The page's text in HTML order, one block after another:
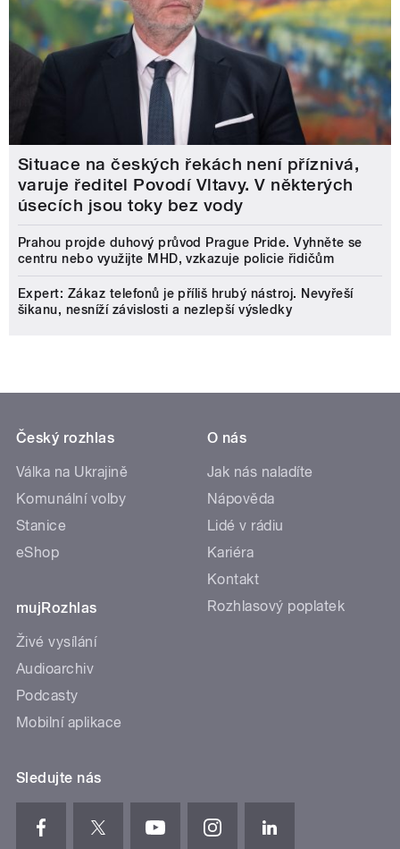
Situace na českých řekách není příznivá,
varuje ředitel Povodí Vltavy. V některých
úsecích jsou toky bez vody
Prahou projde duhový průvod Prague Pride. Vyhněte se
centru nebo využijte MHD, vzkazuje policie řidičům
Expert: Zákaz telefonů je příliš hrubý nástroj. Nevyřeší
šikanu, nesníží závislosti a nezlepší výsledky
Český rozhlas
Válka na Ukrajině
Komunální volby
Stanice
eShop
mujRozhlas
Živé vysílání
Audioarchiv
Podcasty
Mobilní aplikace
O nás
Jak nás naladíte
Nápověda
Lidé v rádiu
Kariéra
Kontakt
Rozhlasový poplatek
Sledujte nás